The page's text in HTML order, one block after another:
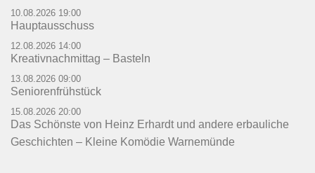
10.08.2026 19:00
Hauptausschuss
12.08.2026 14:00
Kreativnachmittag – Basteln
13.08.2026 09:00
Seniorenfrühstück
15.08.2026 20:00
Das Schönste von Heinz Erhardt und andere erbauliche
Geschichten – Kleine Komödie Warnemünde